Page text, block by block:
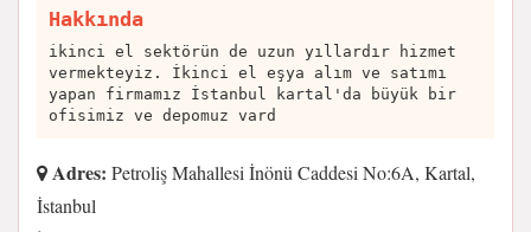
Hakkında
ikinci el sektörün de uzun yıllardır hizmet
vermekteyiz. İkinci el eşya alım ve satımı
yapan firmamız İstanbul kartal'da büyük bir
ofisimiz ve depomuz vard
Adres: Petroliş Mahallesi İnönü Caddesi No:6A, Kartal,
İstanbul